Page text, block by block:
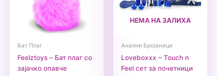
Бат Плаг
Feelztoys – Бат плаг со
зајачко опавче
НЕМА НА ЗАЛИХА
Анални Бројаници
Loveboxxx – Touch n
Feel сет за почетници